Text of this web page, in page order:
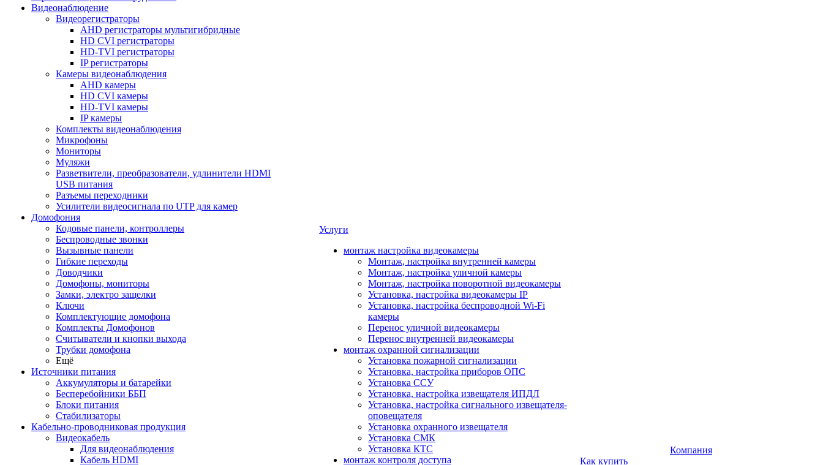
Видеонаблюдение
Видеорегистраторы
AHD регистраторы мультигибридные
HD CVI регистраторы
HD-TVI регистраторы
IP регистраторы
Камеры видеонаблюдения
AHD камеры
HD CVI камеры
HD-TVI камеры
IP камеры
Комплекты видеонаблюдения
Микрофоны
Мониторы
Муляжи
Разветвители, преобразователи, удлинители HDMI
USB питания
Разъемы переходники
Усилители видеосигнала по UTP для камер
Домофония
Кодовые панели, контроллеры
Беспроводные звонки
Вызывные панели
Гибкие переходы
Доводчики
Домофоны, мониторы
Замки, электро защелки
Ключи
Комплектующие домофона
Комплекты Домофонов
Считыватели и кнопки выхода
Трубки домофона
Ещё
Источники питания
Аккумуляторы и батарейки
Бесперебойники ББП
Блоки питания
Стабилизаторы
Кабельно-проводниковая продукция
Видеокабель
Для видеонаблюдения
Кабель HDMI
Услуги
монтаж настройка видеокамеры
Монтаж, настройка внутренней камеры
Монтаж, настройка уличной камеры
Монтаж, настройка поворотной видеокамеры
Установка, настройка видеокамеры IP
Установка, настройка беспроводной Wi-Fi
камеры
Перенос уличной видеокамеры
Перенос внутренней видеокамеры
монтаж охранной сигнализации
Установка пожарной сигнализации
Установка, настройка приборов ОПС
Установка ССУ
Установка, настройка извещателя ИПДЛ
Установка, настройка сигнального извещателя-
оповещателя
Установка охранного извещателя
Установка СМК
Установка КТС
монтаж контроля доступа
Как купить
Компания